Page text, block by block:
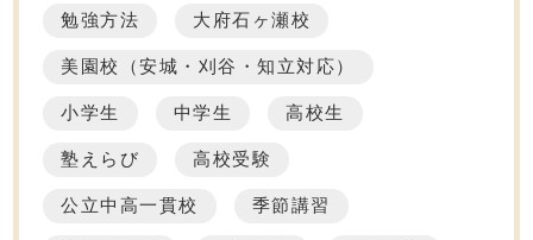
勉強方法 大府石ヶ瀬校
美園校（安城・刈谷・知立対応）
小学生 中学生 高校生
塾えらび 高校受験
公立中高一貫校 季節講習